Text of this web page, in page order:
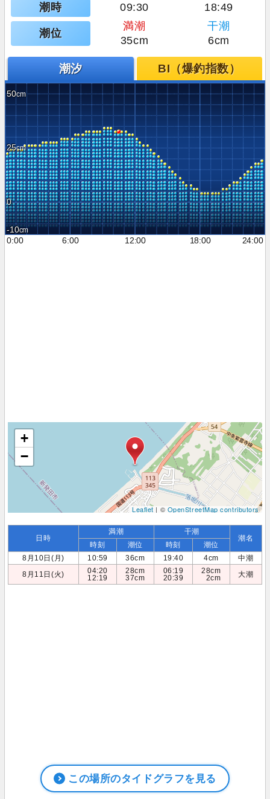
潮時 09:30 18:49
潮位
満潮
干潮
35cm
6cm
潮汐 BI（爆釣指数）
50
25
0
-10
0:00
6:00 12:00 18:00 24:00
+
−
Leaflet| © OpenStreetMap contributors
日時
満潮 干潮
潮名
時刻 潮位 時刻
潮位
8月10日(月)
10:59 36cm 19:40 4cm
中潮
8月11日(火)
04:20
12:19
28cm
37cm
06:19
20:39
28cm
2cm
大潮
この場所のタイドグラフを見る